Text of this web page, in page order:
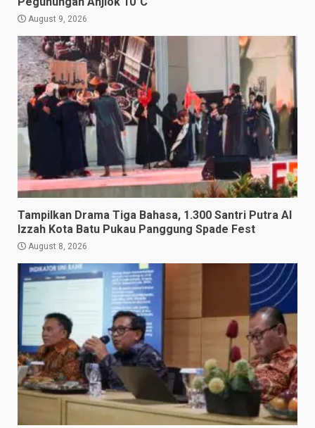
August 9, 2026
Tampilkan Drama Tiga Bahasa, 1.300 Santri Putra Al
Izzah Kota Batu Pukau Panggung Spade Fest
August 8, 2026